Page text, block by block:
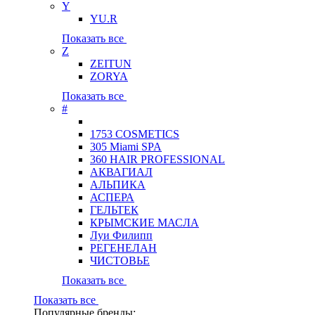
Y
YU.R
Показать все
Z
ZEITUN
ZORYA
Показать все
#
1753 COSMETICS
305 Miami SPA
360 HAIR PROFESSIONAL
АКВАГИАЛ
АЛЬПИКА
АСПЕРА
ГЕЛЬТЕК
КРЫМСКИЕ МАСЛА
Луи Филипп
РЕГЕНЕЛАН
ЧИСТОВЬЕ
Показать все
Показать все
Популярные бренды: